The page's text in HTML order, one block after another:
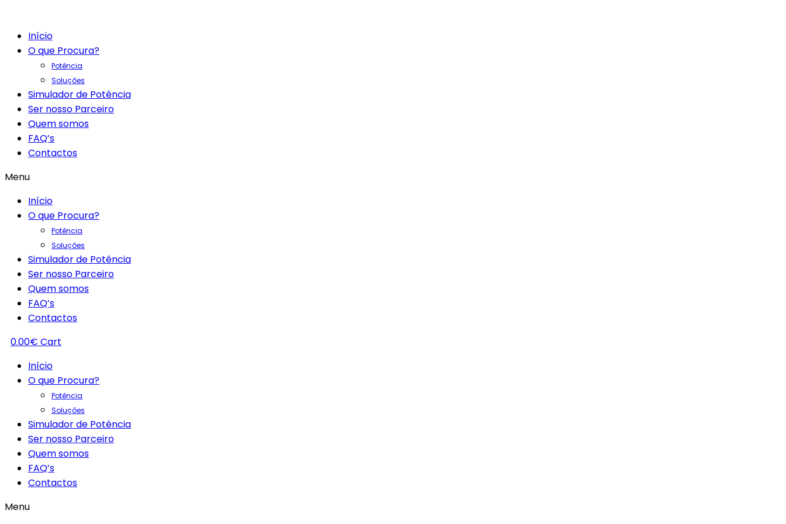
Início
O que Procura?
Potência
Soluções
Simulador de Potência
Ser nosso Parceiro
Quem somos
FAQ’s
Contactos
Menu
Início
O que Procura?
Potência
Soluções
Simulador de Potência
Ser nosso Parceiro
Quem somos
FAQ’s
Contactos
0.00€ Cart
Início
O que Procura?
Potência
Soluções
Simulador de Potência
Ser nosso Parceiro
Quem somos
FAQ’s
Contactos
Menu